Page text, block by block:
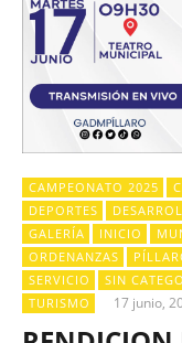
CAMPEONATO 2025
DEPORTES
GALERÍA
INICIO
ORDENANZAS
SERVICIO
SIN
TURISMO
17 junio,